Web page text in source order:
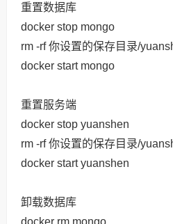
重置数据库
docker stop mongo
rm -rf 你设置的保存目录/
docker start mongo
重置服务端
docker stop yuanshen
rm -rf 你设置的保存目录/
docker start yuanshen
卸载数据库
docker rm mongo